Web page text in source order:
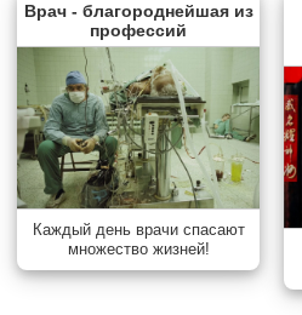
Врач - благороднейшая из
профессий
Каждый день врачи спасают
множество жизней!